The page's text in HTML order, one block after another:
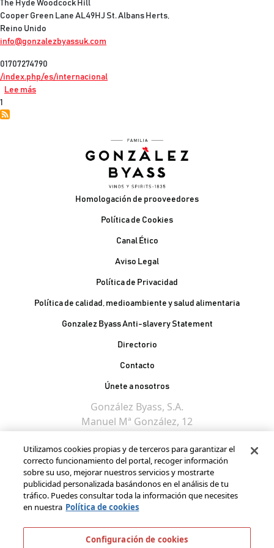
The Hyde Woodcock Hill
Cooper Green Lane AL49HJ St. Albans Herts,
Reino Unido
info@gonzalezbyassuk.com
01707274790
/index.php/es/internacional
Lee mássobre UK - Filial
1
Pie de páginaHomologación de prooveedores
Política de Cookies
Canal Ético
Aviso Legal
Política de Privacidad
Política de calidad, medioambiente y salud alimentaria
Gonzalez Byass Anti-slavery Statement
Contacto Pie de página
Directorio
Contacto
Únete a nosotros
González Byass, S.A.
Manuel Mª González, 12
11402 Jerez de la
Frontera - Spain
Utilizamos cookies propias y de terceros para garantizar el
correcto funcionamiento del portal, recoger información
sobre su uso, mejorar nuestros servicios y mostrarte
publicidad personalizada basándonos en el análisis de tu
tráfico. Puedes consultar toda la información que necesites
en nuestra Política de cookies
Configuración de cookies